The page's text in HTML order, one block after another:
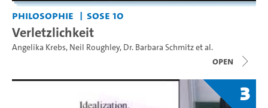
Philosophie SoSe 10
Verletzlichkeit
Angelika Krebs, Neil Roughley, Dr. Barbara Schmitzet al.
open
3